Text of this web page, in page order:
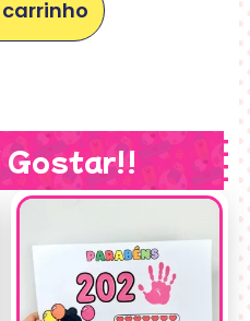
Gostar!!